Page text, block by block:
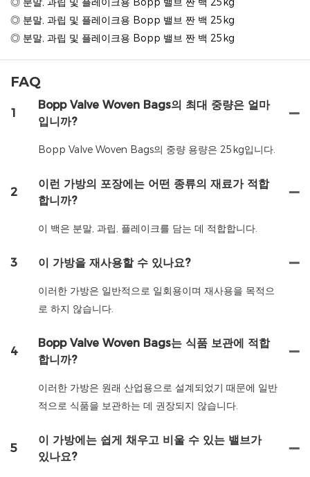
◎ 분말, 과립 및 플레이크용 Bopp 밸브 짠 백 25kg
◎ 분말, 과립 및 플레이크용 Bopp 밸브 짠 백 25kg
FAQ
1
Bopp Valve Woven Bags의 최대 중량은 얼마
입니까?
Bopp Valve Woven Bags의 중량 용량은 25kg입니다.
2
이런 가방의 포장에는 어떤 종류의 재료가 적합
합니까?
이 백은 분말, 과립, 플레이크를 담는 데 적합합니다.
3 이 가방을 재사용할 수 있나요?
이러한 가방은 일반적으로 일회용이며 재사용을 목적으
로 하지 않습니다.
4
Bopp Valve Woven Bags는 식품 보관에 적합
합니까?
이러한 가방은 원래 산업용으로 설계되었기 때문에 일반
적으로 식품을 보관하는 데 권장되지 않습니다.
5
이 가방에는 쉽게 채우고 비울 수 있는 밸브가
있나요?